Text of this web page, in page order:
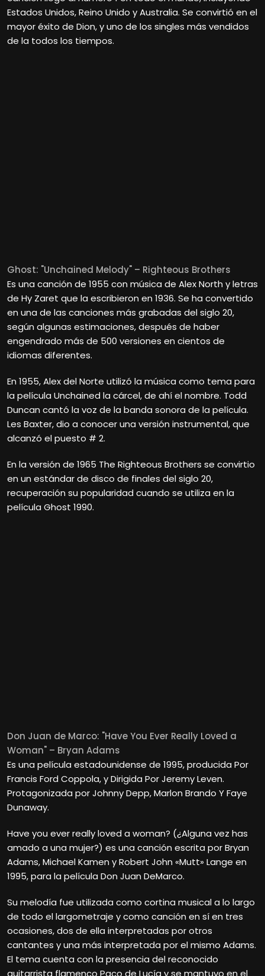
Estados Unidos, Reino Unido y Australia. Se convirtió en el
mayor éxito de Dion, y uno de los singles más vendidos
de la todos los tiempos.
Ghost: "Unchained Melody" – Righteous Brothers
Es una canción de 1955 con música de Alex North y letras
de Hy Zaret que la escribieron en 1936. Se ha convertido
en una de las canciones más grabadas del siglo 20,
según algunas estimaciones, después de haber
engendrado más de 500 versiones en cientos de
idiomas diferentes.
En 1955, Alex del Norte utilizó la música como tema para
la película Unchained la cárcel, de ahí el nombre. Todd
Duncan cantó la voz de la banda sonora de la película.
Les Baxter, dio a conocer una versión instrumental, que
alcanzó el puesto # 2.
En la versión de 1965 The Righteous Brothers se convirtio
en un estándar de disco de finales del siglo 20,
recuperación su popularidad cuando se utiliza en la
película Ghost 1990.
Don Juan de Marco: "Have You Ever Really Loved a
Woman" – Bryan Adams
Es una película estadounidense de 1995, producida Por
Francis Ford Coppola, y Dirigida Por Jeremy Leven.
Protagonizada por Johnny Depp, Marlon Brando Y Faye
Dunaway.
Have you ever really loved a woman? (¿Alguna vez has
amado a una mujer?) es una canción escrita por Bryan
Adams, Michael Kamen y Robert John «Mutt» Lange en
1995, para la película Don Juan DeMarco.
Su melodía fue utilizada como cortina musical a lo largo
de todo el largometraje y como canción en sí en tres
ocasiones, dos de ella interpretadas por otros
cantantes y una más interpretada por el mismo Adams.
El tema cuenta con la presencia del reconocido
guitarrista flamenco Paco de Lucía y se mantuvo en el